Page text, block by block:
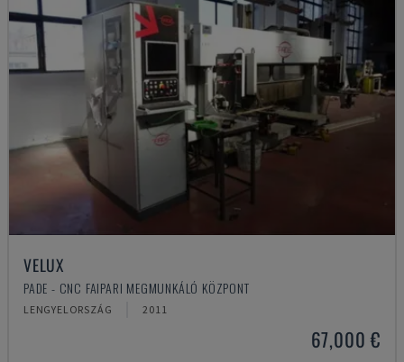
VELUX
PADE - CNC FAIPARI MEGMUNKÁLÓ KÖZPONT
LENGYELORSZÁG 2011
67,000 €